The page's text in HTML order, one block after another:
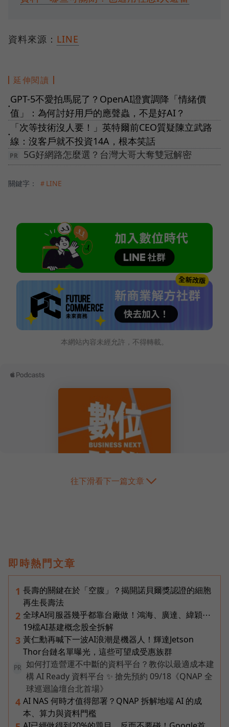
資料來源： LINE
延伸閱讀
●
GPT-5不愛拍馬屁了？OpenAI證實調降「情緒價
值」：為何討好用戶的應聲蟲，不是好AI？
●
「次等技術沒人要！」英特爾前CEO質疑陳立武路
線：沒客戶就不投資14A，根本笑話
5G好網路怎麼選？台灣大哥大奪雙冠解密
關鍵字： ＃LINE
本網站內容未經允許，不得轉載。
往下滑看下一篇文章
即時熱門文章
1 長壽的關鍵在於「空腹」？揭開諾貝爾獎認證的細胞
再生長壽法
2 全球AI伺服器幾乎都靠台廠做！鴻海、廣達、緯穎⋯
19檔AI基建概念股全拆解
3 黃仁勳再喊下一波AI浪潮是機器人！輝達Jetson
Thor台鏈名單曝光，這些可望成受惠族群
PR
如何打造營運不中斷的資料平台？教你以最適成本建
構 AI Ready 資料平台 ✨ 搶先預約 09/18《QNAP 全
球巡迴論壇台北首場》
4 AI NAS 何時才值得部署？QNAP 拆解地端 AI 的成
本、算力與資料門檻